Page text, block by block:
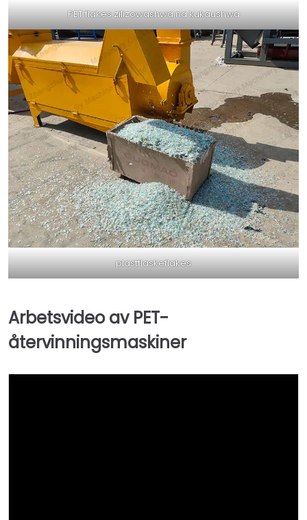
PET flakes zilizowashwa na kukaushwa
plastflaskeflakes
Arbetsvideo av PET-
återvinningsmaskiner